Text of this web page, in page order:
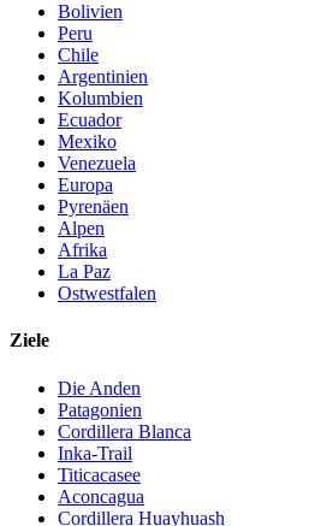
Bolivien
Peru
Chile
Argentinien
Kolumbien
Ecuador
Mexiko
Venezuela
Europa
Pyrenäen
Alpen
Afrika
La Paz
Ostwestfalen
Ziele
Die Anden
Patagonien
Cordillera Blanca
Inka-Trail
Titicacasee
Aconcagua
Cordillera Huayhuash